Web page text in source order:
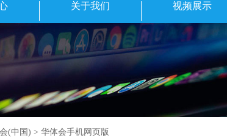
关于我们 视频展示
(中国) > 华体会手机网页版